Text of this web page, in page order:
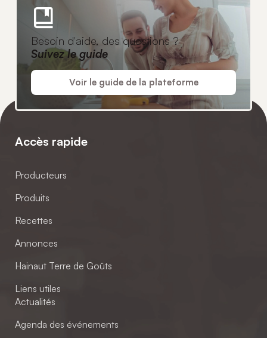
Besoin d'aide, des questions ?
Suivez le guide
Voir le guide de la plateforme
Accès rapide
Producteurs
Produits
Recettes
Annonces
Hainaut Terre de Goûts
Liens utiles
Actualités
Agenda des événements